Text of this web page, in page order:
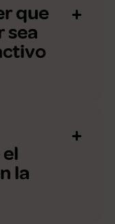
que
sea
la